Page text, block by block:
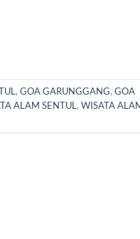
,GOA GARUNGGANG,GOA
ALAM SENTUL , WISATA